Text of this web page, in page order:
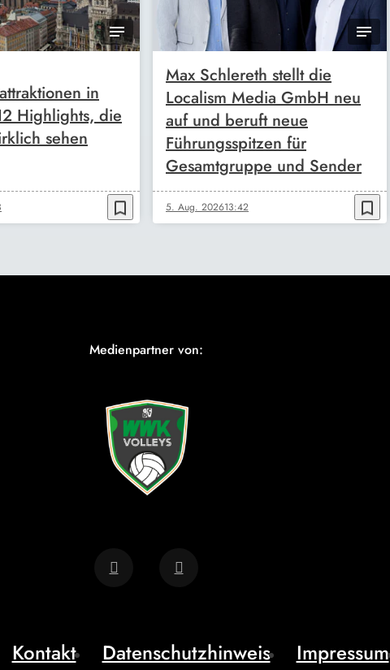
in
Highlights, die
sehen
bookmark_border
Max Schlereth stellt die
Localism Media GmbH neu
auf und beruft neue
Führungsspitzen für
Gesamtgruppe und Sender
5. Aug. 202613:42 bookmark_border
Medienpartner von:
Kontakt Datenschutzhinweis Impressum